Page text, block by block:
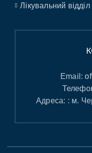
Лікувальний відділ
Email:
Адреса: : м.